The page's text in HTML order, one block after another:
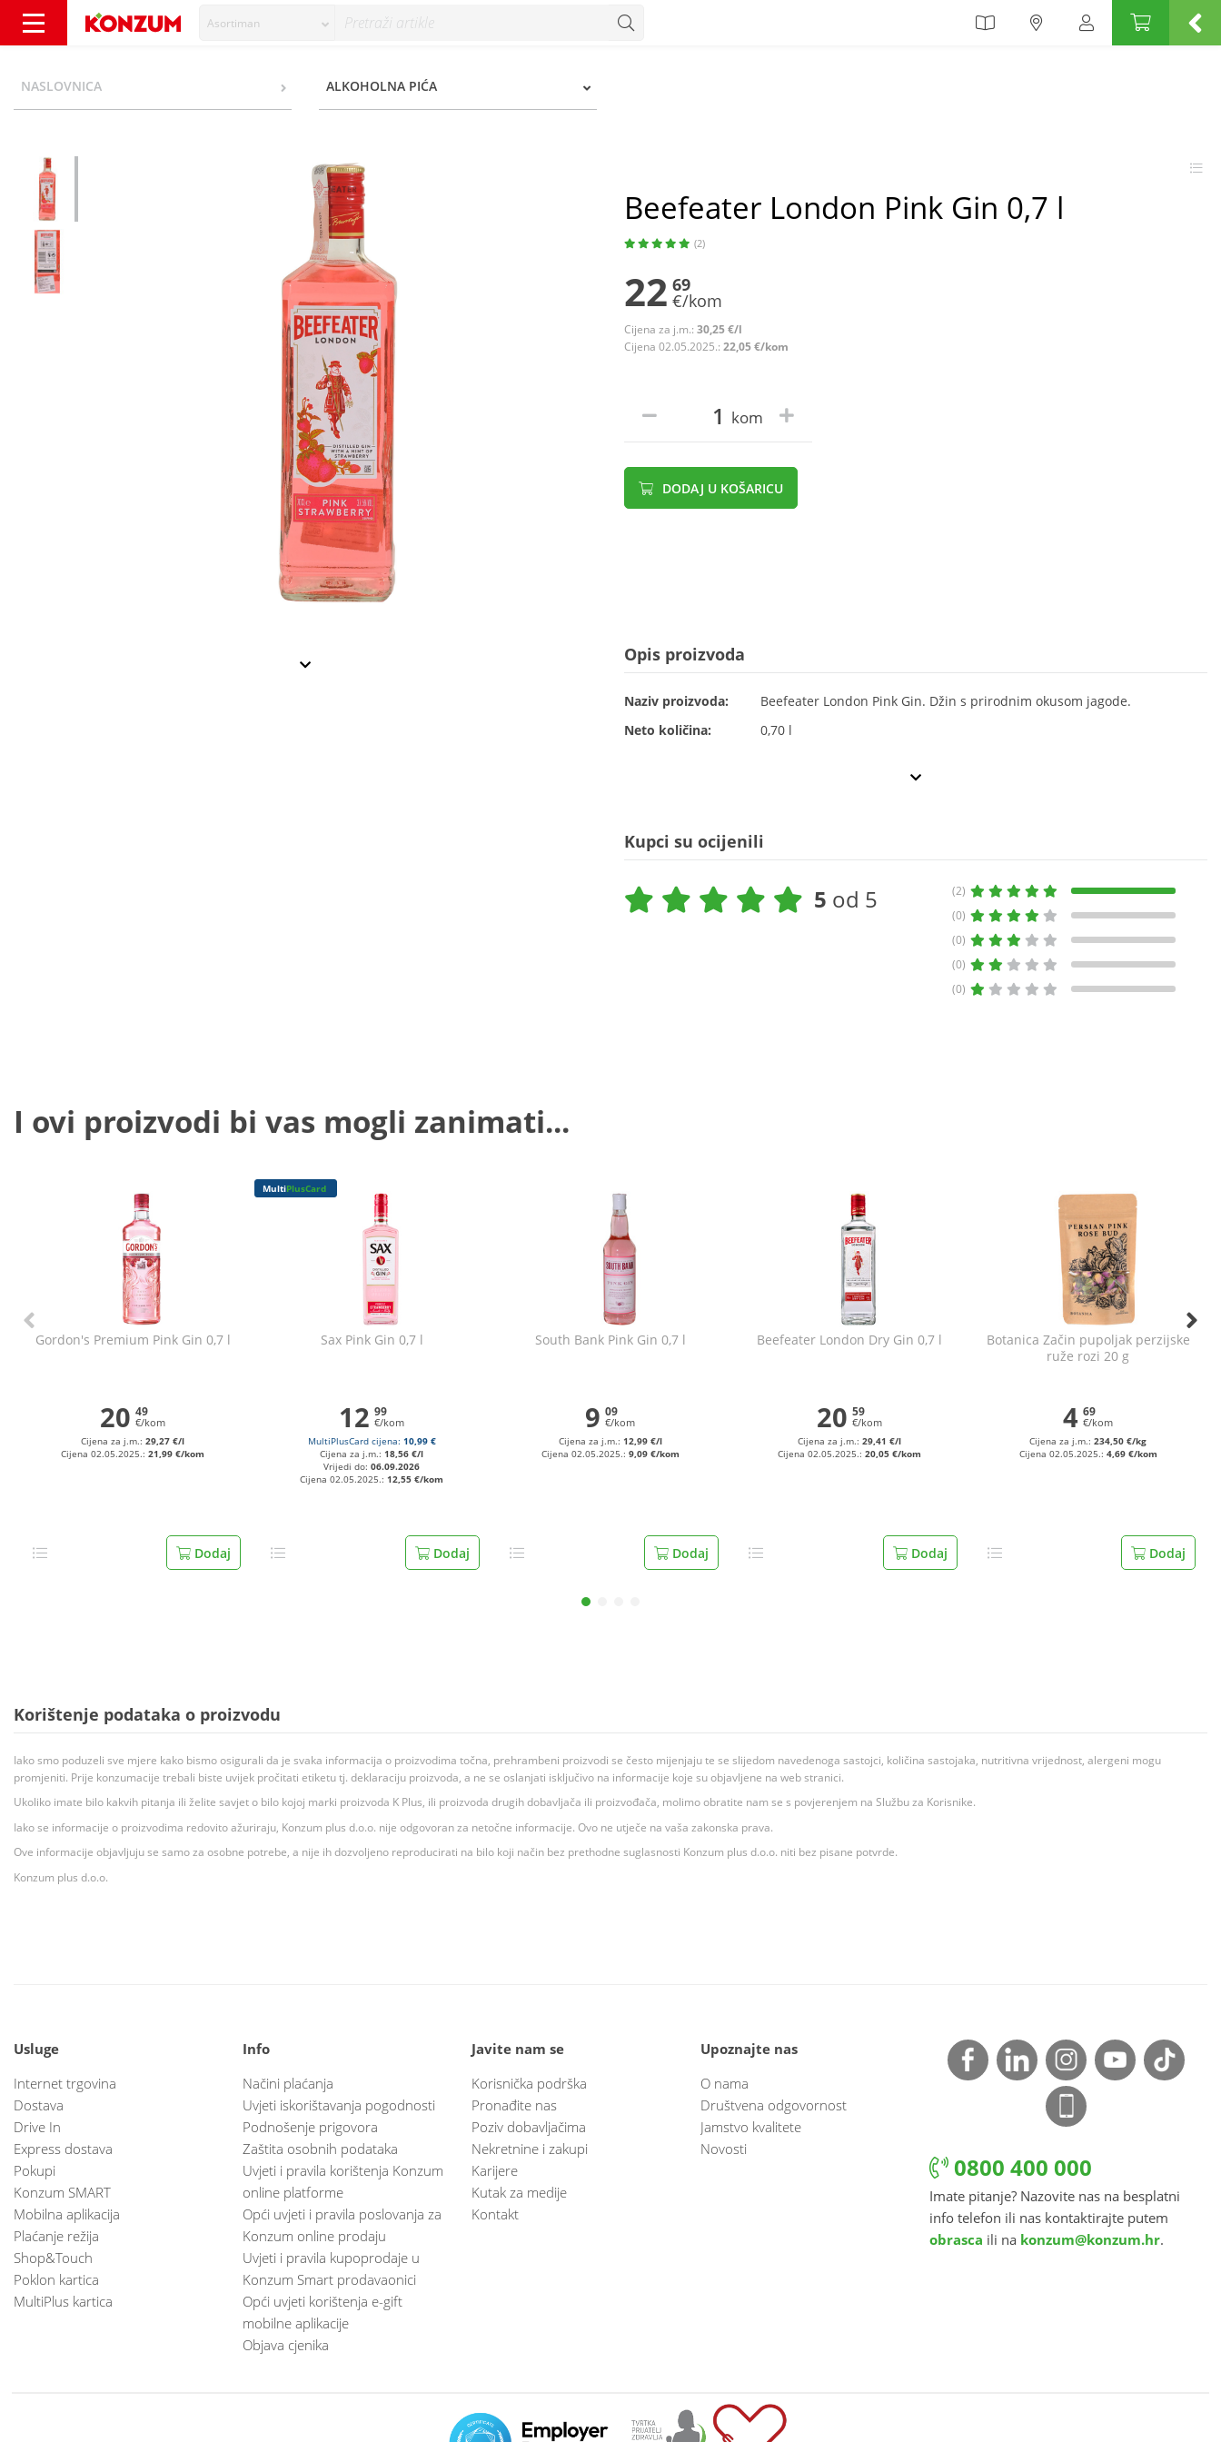
Asortiman
NASLOVNICA ALKOHOLNA PIĆA
Beefeater London Pink Gin 0,7 l
(2)
22 69
€/kom
Cijena za j.m.: 30,25 €/l
Cijena 02.05.2025.: 22,05 €/kom
kom
DODAJ U KOŠARICU
Opis proizvoda
Naziv proizvoda:
Beefeater London Pink Gin. Džin s prirodnim okusom jagode.
Neto količina:
0,70 l
Kupci su ocijenili
5 od 5
(2)
(0)
(0)
(0)
(0)
I ovi proizvodi bi vas mogli zanimati...
Gordon's Premium Pink Gin 0,7 l
20 49
€/kom
Cijena za j.m.:29,27 €/l
Cijena 02.05.2025.:21,99 €/kom
Dodaj
MultiPlusCard
Sax Pink Gin 0,7 l
12 99
€/kom
MultiPlusCard cijena: 10,99 €
Cijena za j.m.:18,56 €/l
Vrijedi do:06.09.2026
Cijena 02.05.2025.:12,55 €/kom
Dodaj
South Bank Pink Gin 0,7 l
9 09
€/kom
Cijena za j.m.: 12,99 €/l
Cijena 02.05.2025.: 9,09 €/kom
Dodaj
Beefeater London Dry Gin 0,7 l
20 59
€/kom
Cijena za j.m.: 29,41 €/l
Cijena 02.05.2025.: 20,05 €/kom
Dodaj
Botanica Začin pupoljak perzijske
ruže rozi 20 g
4 69
€/kom
Cijena za j.m.:234,50 €/kg
Cijena 02.05.2025.: 4,69 €/kom
Dodaj
Korištenje podataka o proizvodu
Iako smo poduzeli sve mjere kako bismo osigurali da je svaka informacija o proizvodima točna, prehrambeni proizvodi se često mijenjaju te se slijedom navedenoga sastojci, količina sastojaka, nutritivna vrijednost, alergeni mogu
promjeniti. Prije konzumacije trebali biste uvijek pročitati etiketu tj. deklaraciju proizvoda, a ne se oslanjati isključivo na informacije koje su objavljene na web stranici.
Ukoliko imate bilo kakvih pitanja ili želite savjet o bilo kojoj marki proizvoda K Plus, ili proizvoda drugih dobavljača ili proizvođača, molimo obratite nam se s povjerenjem na Službu za Korisnike.
Iako se informacije o proizvodima redovito ažuriraju, Konzum plus d.o.o. nije odgovoran za netočne informacije. Ovo ne utječe na vaša zakonska prava.
Ove informacije objavljuju se samo za osobne potrebe, a nije ih dozvoljeno reproducirati na bilo koji način bez prethodne suglasnosti Konzum plus d.o.o. niti bez pisane potvrde.
Konzum plus d.o.o.
Usluge
Internet trgovina
Dostava
Drive In
Express dostava
Pokupi
Konzum SMART
Mobilna aplikacija
Plaćanje režija
Shop&Touch
Poklon kartica
MultiPlus kartica
Info
Načini plaćanja
Uvjeti iskorištavanja pogodnosti
Podnošenje prigovora
Zaštita osobnih podataka
Uvjeti i pravila korištenja Konzum
online platforme
Opći uvjeti i pravila poslovanja za
Konzum online prodaju
Uvjeti i pravila kupoprodaje u
Konzum Smart prodavaonici
Opći uvjeti korištenja e-gift
mobilne aplikacije
Objava cjenika
Javite nam se
Korisnička podrška
Pronađite nas
Poziv dobavljačima
Nekretnine i zakupi
Karijere
Kutak za medije
Kontakt
Upoznajte nas
O nama
Društvena odgovornost
Jamstvo kvalitete
Novosti
0800 400 000
Imate pitanje? Nazovite nas na besplatni
info telefon ili nas kontaktirajte putem
obrasca ili na konzum@konzum.hr.